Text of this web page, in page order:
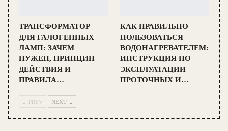
ТРАНСФОРМАТОР
ДЛЯ ГАЛОГЕННЫХ
ЛАМП: ЗАЧЕМ
НУЖЕН, ПРИНЦИП
ДЕЙСТВИЯ И
ПРАВИЛА…
КАК ПРАВИЛЬНО
ПОЛЬЗОВАТЬСЯ
ВОДОНАГРЕВАТЕЛЕМ:
ИНСТРУКЦИЯ ПО
ЭКСПЛУАТАЦИИ
ПРОТОЧНЫХ И…
PREV NEXT